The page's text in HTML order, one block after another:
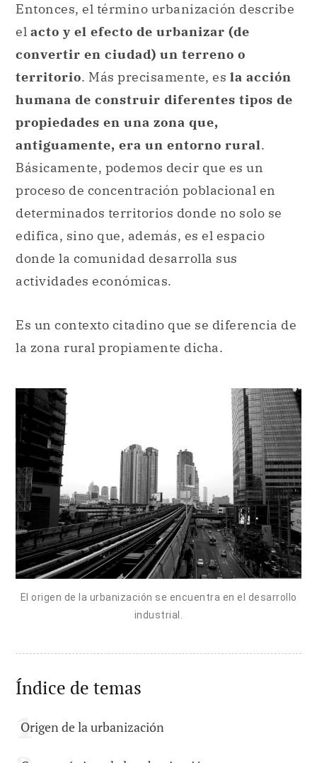
Entonces, el término urbanización describe
el acto y el efecto de urbanizar (de
convertir en ciudad) un terreno o
territorio. Más precisamente, es la acción
humana de construir diferentes tipos de
propiedades en una zona que,
antiguamente, era un entorno rural.
Básicamente, podemos decir que es un
proceso de concentración poblacional en
determinados territorios donde no solo se
edifica, sino que, además, es el espacio
donde la comunidad desarrolla sus
actividades económicas.
Es un contexto citadino que se diferencia de
la zona rural propiamente dicha.
El origen de la urbanización se encuentra en el desarrollo
industrial.
Índice de temas
Origen de la urbanización